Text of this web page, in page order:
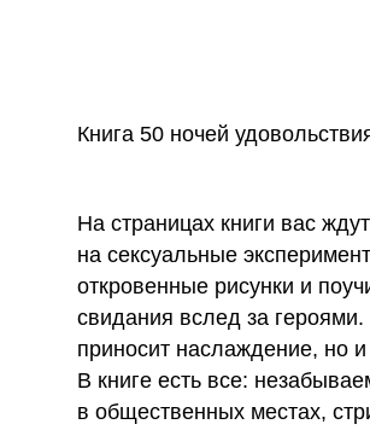
Книга 50 ночей
На страницах книги вас
на сексуальные
откровенные рисунки и
свидания вслед за
приносит наслаждение, но
В книге есть все:
в общественных местах,